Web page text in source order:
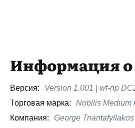
Информация
Версия:
Version 1.001 | wf-rip
Торговая марка:
Nobilis Medium
Компания:
George Triantafyllakos